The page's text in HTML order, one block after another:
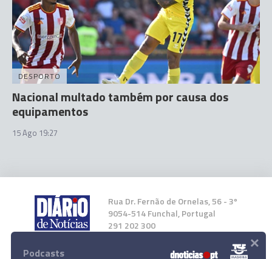
DESPORTO
Nacional multado também por causa dos
equipamentos
15 Ago 19:27
Rua Dr. Fernão de Ornelas, 56 - 3º
9054-514 Funchal, Portugal
291 202 300
Instale a nossa App
Podcasts ×